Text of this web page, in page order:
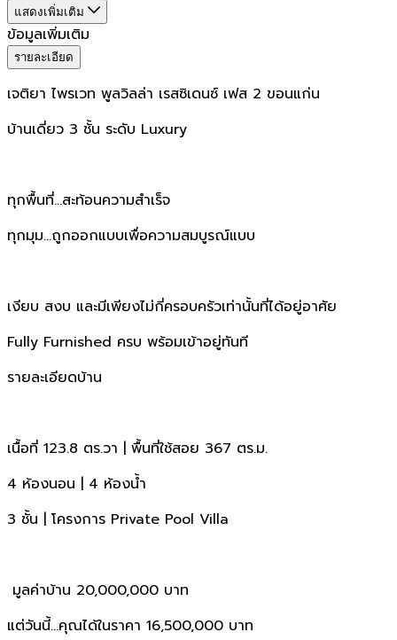
แสดงเพิ่มเติม
ข้อมูลเพิ่มเติม
รายละเอียด
เจติยา ไพรเวท พูลวิลล่า เรสซิเดนซ์ เฟส 2 ขอนแก่น
บ้านเดี่ยว 3 ชั้น ระดับ Luxury
ทุกพื้นที่…สะท้อนความสำเร็จ
ทุกมุม…ถูกออกแบบเพื่อความสมบูรณ์แบบ
เงียบ สงบ และมีเพียงไม่กี่ครอบครัวเท่านั้นที่ได้อยู่อาศัย
Fully Furnished ครบ พร้อมเข้าอยู่ทันที
รายละเอียดบ้าน
เนื้อที่ 123.8 ตร.วา | พื้นที่ใช้สอย 367 ตร.ม.
4 ห้องนอน | 4 ห้องน้ำ
3 ชั้น | โครงการ Private Pool Villa
มูลค่าบ้าน 20,000,000 บาท
แต่วันนี้…คุณได้ในราคา 16,500,000 บาท